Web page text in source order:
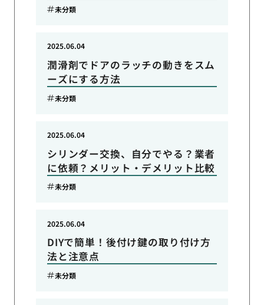
未分類
潤滑剤でドアのラッチの動きをスム
ーズにする方法
2025.06.04
未分類
シリンダー交換、自分でやる？業者
に依頼？メリット・デメリット比較
2025.06.04
未分類
DIYで簡単！後付け鍵の取り付け方
法と注意点
2025.06.04
未分類